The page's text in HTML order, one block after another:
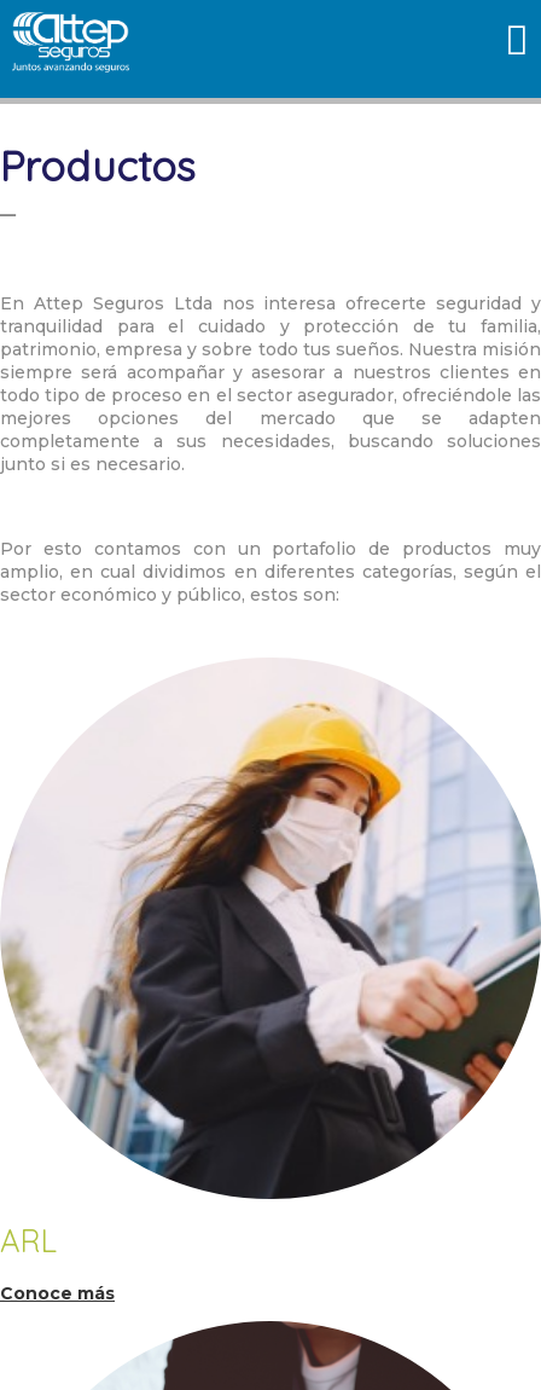
Productos
En Attep Seguros Ltda nos interesa ofrecerte seguridad y
tranquilidad para el cuidado y protección de tu familia,
patrimonio, empresa y sobre todo tus sueños. Nuestra misión
siempre será acompañar y asesorar a nuestros clientes en
todo tipo de proceso en el sector asegurador, ofreciéndole las
mejores opciones del mercado que se adapten
completamente a sus necesidades, buscando soluciones
junto si es necesario.
Por esto contamos con un portafolio de productos muy
amplio, en cual dividimos en diferentes categorías, según el
sector económico y público, estos son:
ARL
Conoce más